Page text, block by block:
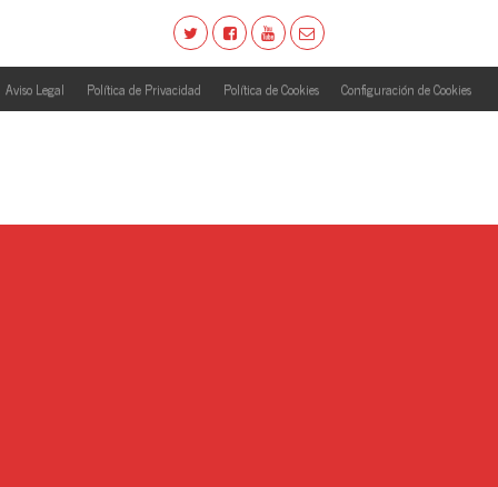
Aviso Legal Política de Privacidad Política de Cookies Configuración de Cookies